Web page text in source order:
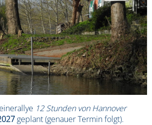
12 Stunden von Hannover
geplant (genauer Termin folgt).